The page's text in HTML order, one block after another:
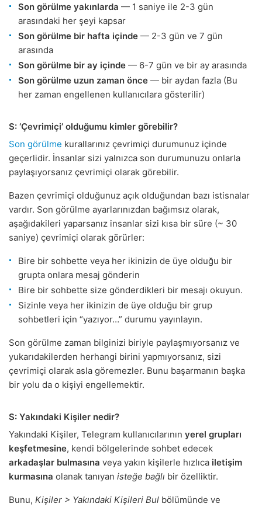
Son görülme yakınlarda — 1 saniye ile 2-3 gün
arasındaki her şeyi kapsar
Son görülme bir hafta içinde — 2-3 gün ve 7 gün
arasında
Son görülme bir ay içinde — 6-7 gün ve bir ay arasında
Son görülme uzun zaman önce — bir aydan fazla (Bu
her zaman engellenen kullanıcılara gösterilir)
S: ‘Çevrimiçi’ olduğumu kimler görebilir?
Son görülme kurallarınız çevrimiçi durumunuz içinde
geçerlidir. İnsanlar sizi yalnızca son durumunuzu onlarla
paylaşıyorsanız çevrimiçi olarak görebilir.
Bazen çevrimiçi olduğunuz açık olduğundan bazı istisnalar
vardır. Son görülme ayarlarınızdan bağımsız olarak,
aşağıdakileri yaparsanız insanlar sizi kısa bir süre (~ 30
saniye) çevrimiçi olarak görürler:
Bire bir sohbette veya her ikinizin de üye olduğu bir
grupta onlara mesaj gönderin
Bire bir sohbette size gönderdikleri bir mesajı okuyun.
Sizinle veya her ikinizin de üye olduğu bir grup
sohbetleri için “yazıyor…” durumu yayınlayın.
Son görülme zaman bilginizi biriyle paylaşmıyorsanız ve
yukarıdakilerden herhangi birini yapmıyorsanız, sizi
çevrimiçi olarak asla göremezler. Bunu başarmanın başka
bir yolu da o kişiyi engellemektir.
S: Yakındaki Kişiler nedir?
Yakındaki Kişiler, Telegram kullanıcılarının yerel grupları
keşfetmesine, kendi bölgelerinde sohbet edecek
arkadaşlar bulmasına veya yakın kişilerle hızlıca iletişim
kurmasına olanak tanıyan isteğe bağlı bir özelliktir.
Bunu, Kişiler > Yakındaki Kişileri Bul bölümünde ve